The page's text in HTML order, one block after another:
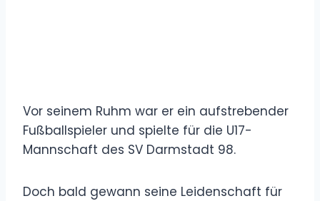
Vor seinem Ruhm war er ein aufstrebender
Fußballspieler und spielte für die U17-
Mannschaft des SV Darmstadt 98.
Doch bald gewann seine Leidenschaft für